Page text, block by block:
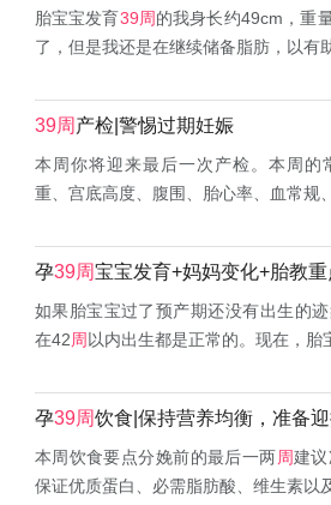
胎宝宝发育39周的我身长约49cm，重
了，但是我还是在继续储备脂肪，以有
39周 产检|警惕过期妊娠
本周你将迎来最后一次产检。本周的
重、宫底高度、腹围、胎心率、血常规
孕39周宝宝发育+妈妈变化+胎教
如果胎宝宝过了预产期还没有出生的
在42周 以内出生都是正常的。现在，胎
孕39周饮食|保持营养均衡，准备
本周饮食要点分娩前的最后一两周建议
保证优质蛋白、必需脂肪酸、维生素以